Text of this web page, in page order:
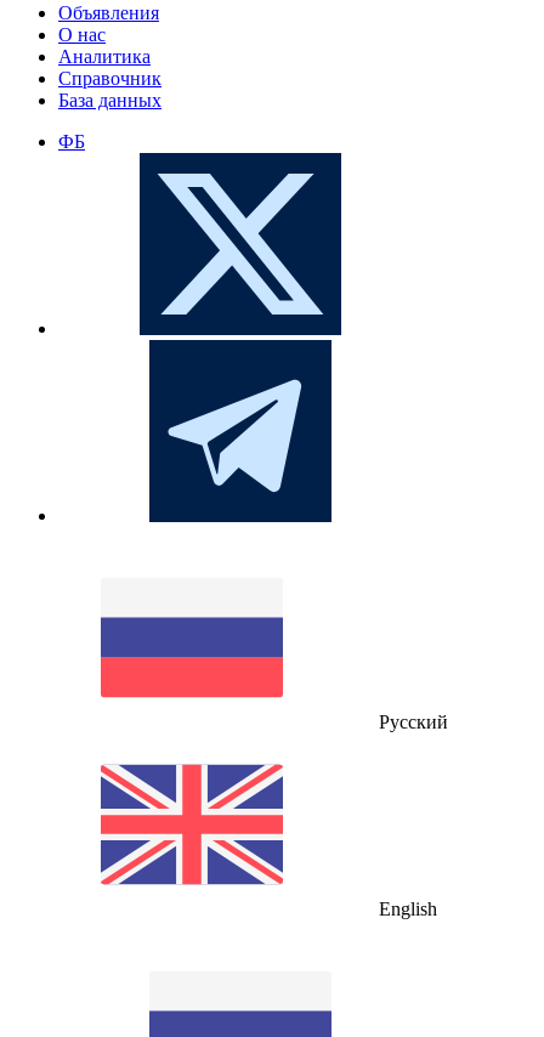
Объявления
О нас
Аналитика
Справочник
База данных
ФБ
Русский
English